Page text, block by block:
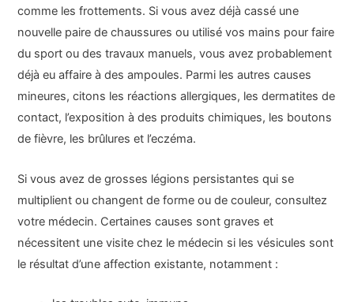
comme les frottements. Si vous avez déjà cassé une
nouvelle paire de chaussures ou utilisé vos mains pour faire
du sport ou des travaux manuels, vous avez probablement
déjà eu affaire à des ampoules. Parmi les autres causes
mineures, citons les réactions allergiques, les dermatites de
contact, l’exposition à des produits chimiques, les boutons
de fièvre, les brûlures et l’eczéma.
Si vous avez de grosses légions persistantes qui se
multiplient ou changent de forme ou de couleur, consultez
votre médecin. Certaines causes sont graves et
nécessitent une visite chez le médecin si les vésicules sont
le résultat d’une affection existante, notamment :